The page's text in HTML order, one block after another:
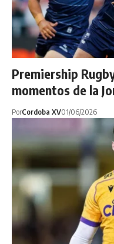
Premiership
momentos de la
PorCordoba XV01/06/2026